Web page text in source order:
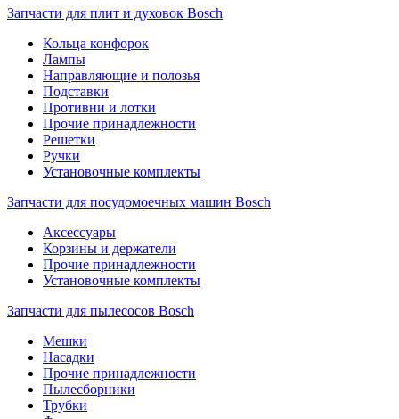
Запчасти для плит и духовок Bosch
Кольца конфорок
Лампы
Направляющие и полозья
Подставки
Противни и лотки
Прочие принадлежности
Решетки
Ручки
Установочные комплекты
Запчасти для посудомоечных машин Bosch
Аксессуары
Корзины и держатели
Прочие принадлежности
Установочные комплекты
Запчасти для пылесосов Bosch
Мешки
Насадки
Прочие принадлежности
Пылесборники
Трубки